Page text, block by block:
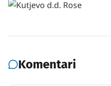
Komentari